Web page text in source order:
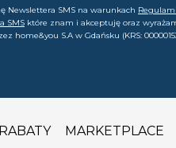
Newslettera SMS na warunkach
SMS które znam i akceptuję oraz
home&you S.A w Gdańsku (KRS:
Wiem, że mogę tę zgodę w
MARKETPLACE